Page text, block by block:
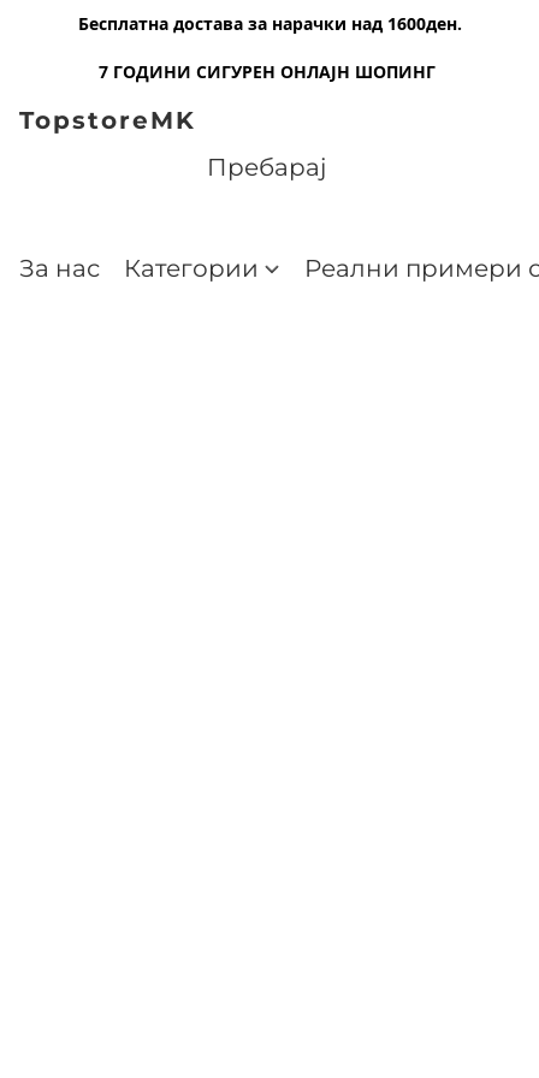
Бесплатна достава за нарачки над 1600ден.
7 ГОДИНИ СИГУРЕН ОНЛАЈН ШОПИНГ
TopstoreMK
За нас Категории Реални примери